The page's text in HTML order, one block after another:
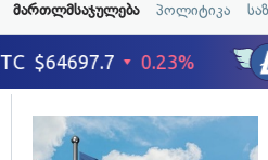
მართლმსაჯულება პოლიტიკა